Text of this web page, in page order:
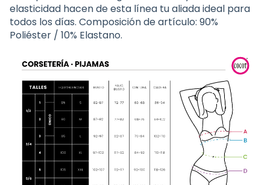
elasticidad hacen de esta línea tu aliada ideal para
todos los días. Composición de artículo: 90%
Poliéster / 10% Elastano.